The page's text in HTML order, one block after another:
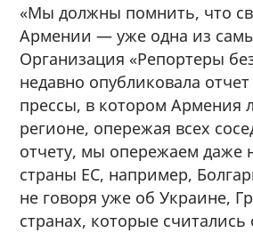
«Мы должны помнить, что
Армении — уже одна из
Организация «Репортеры
недавно опубликовала
прессы, в котором Армения
регионе, опережая всех
отчету, мы опережаем даже
страны ЕС, например,
не говоря уже об Украине,
странах, которые считались